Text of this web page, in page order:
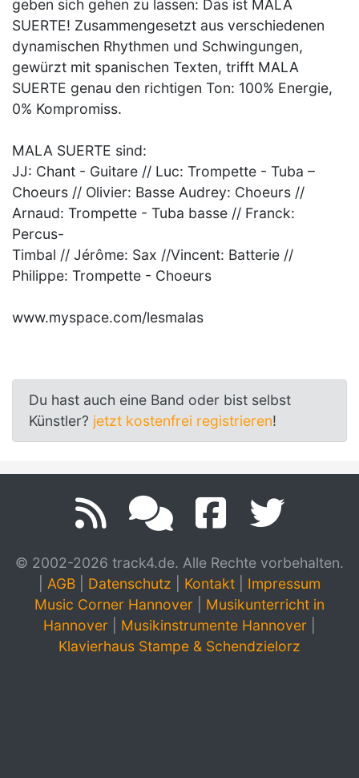
geben sich gehen zu lassen: Das ist MALA
SUERTE! Zusammengesetzt aus verschiedenen
dynamischen Rhythmen und Schwingungen,
gewürzt mit spanischen Texten, trifft MALA
SUERTE genau den richtigen Ton: 100% Energie,
0% Kompromiss.
MALA SUERTE sind:
JJ: Chant - Guitare // Luc: Trompette - Tuba –
Choeurs // Olivier: Basse Audrey: Choeurs //
Arnaud: Trompette - Tuba basse // Franck:
Percus-
Timbal // Jérôme: Sax //Vincent: Batterie //
Philippe: Trompette - Choeurs
www.myspace.com/lesmalas
Du hast auch eine Band oder bist selbst
Künstler? jetzt kostenfrei registrieren!
© 2002-2026 track4.de. Alle Rechte vorbehalten.
AGB Datenschutz Kontakt
Impressum
Music Corner Hannover
Musikunterricht in
Hannover
Musikinstrumente Hannover
Klavierhaus Stampe & Schendzielorz